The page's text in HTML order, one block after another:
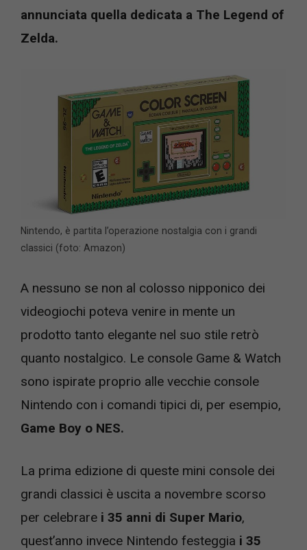
annunciata quella dedicata a The Legend of
Zelda.
Nintendo, è partita l’operazione nostalgia con i grandi
classici (foto: Amazon)
A nessuno se non al colosso nipponico dei
videogiochi poteva venire in mente un
prodotto tanto elegante nel suo stile retrò
quanto nostalgico. Le console Game & Watch
sono ispirate proprio alle vecchie console
Nintendo con i comandi tipici di, per esempio,
Game Boy o NES.
La prima edizione di queste mini console dei
grandi classici è uscita a novembre scorso
per celebrare i 35 anni di Super Mario,
quest’anno invece Nintendo festeggia i 35